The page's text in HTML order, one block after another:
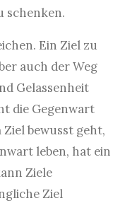
schenken.
Ein Ziel zu
auch der Weg
Gelassenheit
die Gegenwart
bewusst geht,
leben, hat ein
Ziele
Ziel